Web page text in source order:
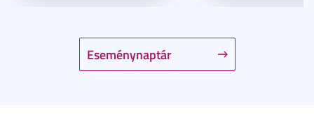
Eseménynaptár